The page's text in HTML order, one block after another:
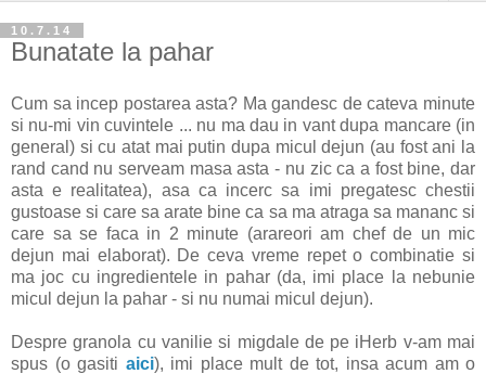
10.7.14
Bunatate la pahar
Cum sa incep postarea asta? Ma gandesc de cateva minute
si nu-mi vin cuvintele ... nu ma dau in vant dupa mancare (in
general) si cu atat mai putin dupa micul dejun (au fost ani la
rand cand nu serveam masa asta - nu zic ca a fost bine, dar
asta e realitatea), asa ca incerc sa imi pregatesc chestii
gustoase si care sa arate bine ca sa ma atraga sa mananc si
care sa se faca in 2 minute (arareori am chef de un mic
dejun mai elaborat). De ceva vreme repet o combinatie si
ma joc cu ingredientele in pahar (da, imi place la nebunie
micul dejun la pahar - si nu numai micul dejun).
Despre granola cu vanilie si migdale de pe iHerb v-am mai
spus (o gasiti aici), imi place mult de tot, insa acum am o